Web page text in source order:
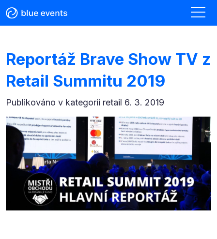
Reportáž Brave Show TV z
Retail Summitu 2019
Publikováno v kategorii retail 6. 3. 2019